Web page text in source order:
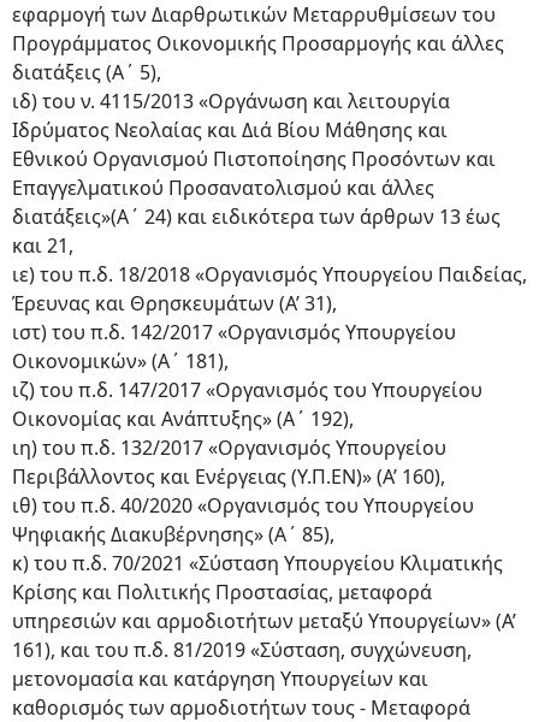
εφαρμογή των Διαρθρωτικών Μεταρρυθμίσεων του
Προγράμματος Οικονομικής Προσαρμογής και άλλες
διατάξεις (Α΄ 5),
ιδ) του ν. 4115/2013 «Οργάνωση και λειτουργία
Ιδρύματος Νεολαίας και Διά Βίου Μάθησης και
Εθνικού Οργανισμού Πιστοποίησης Προσόντων και
Επαγγελματικού Προσανατολισμού και άλλες
διατάξεις»(Α΄ 24) και ειδικότερα των άρθρων 13 έως
και 21,
ιε) του π.δ. 18/2018 «Οργανισμός Υπουργείου Παιδείας,
Έρευνας και Θρησκευμάτων (Α’ 31),
ιστ) του π.δ. 142/2017 «Οργανισμός Υπουργείου
Οικονομικών» (Α΄ 181),
ιζ) του π.δ. 147/2017 «Οργανισμός του Υπουργείου
Οικονομίας και Ανάπτυξης» (Α΄ 192),
ιη) του π.δ. 132/2017 «Οργανισμός Υπουργείου
Περιβάλλοντος και Ενέργειας (Υ.Π.ΕΝ)» (Α’ 160),
ιθ) του π.δ. 40/2020 «Οργανισμός του Υπουργείου
Ψηφιακής Διακυβέρνησης» (Α΄ 85),
κ) του π.δ. 70/2021 «Σύσταση Υπουργείου Κλιματικής
Κρίσης και Πολιτικής Προστασίας, μεταφορά
υπηρεσιών και αρμοδιοτήτων μεταξύ Υπουργείων» (Α’
161), και του π.δ. 81/2019 «Σύσταση, συγχώνευση,
μετονομασία και κατάργηση Υπουργείων και
καθορισμός των αρμοδιοτήτων τους - Μεταφορά